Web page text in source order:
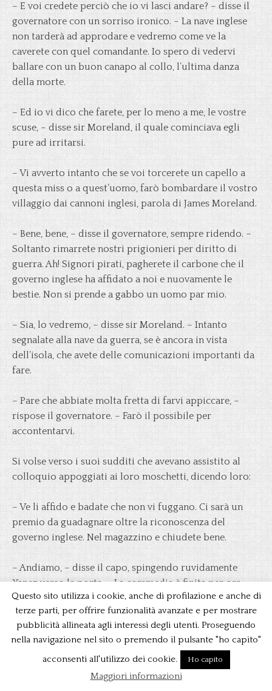
– E voi credete perciò che io vi lasci andare? – disse il
governatore con un sorriso ironico. – La nave inglese
non tarderà ad approdare e vedremo come ve la
caverete con quel comandante. Io spero di vedervi
ballare con un buon canapo al collo, l’ultima danza
della morte.
– Ed io vi dico che farete, per lo meno a me, le vostre
scuse, – disse sir Moreland, il quale cominciava egli
pure ad irritarsi.
– Vi avverto intanto che se voi torcerete un capello a
questa miss o a quest’uomo, farò bombardare il vostro
villaggio dai cannoni inglesi, parola di James Moreland.
– Bene, bene, – disse il governatore, sempre ridendo. –
Soltanto rimarrete nostri prigionieri per diritto di
guerra. Ah! Signori pirati, pagherete il carbone che il
governo inglese ha affidato a noi e nuovamente le
bestie. Non si prende a gabbo un uomo par mio.
– Sia, lo vedremo, – disse sir Moreland. – Intanto
segnalate alla nave da guerra, se è ancora in vista
dell’isola, che avete delle comunicazioni importanti da
fare.
– Pare che abbiate molta fretta di farvi appiccare, –
rispose il governatore. – Farò il possibile per
accontentarvi.
Si volse verso i suoi sudditi che avevano assistito al
colloquio appoggiati ai loro moschetti, dicendo loro:
– Ve li affido e badate che non vi fuggano. Ci sarà un
premio da guadagnare oltre la riconoscenza del
governo inglese. Nel magazzino e chiudete bene.
– Andiamo, – disse il capo, spingendo ruvidamente
Yanez verso la porta. – La commedia è finita per ora.
L’anglo-indiano, il portoghese e Darma si lasciarono
condurre via, senza tentare alcuna resistenza che
sarebbe stata d’altronde inutile e pericolosa con quegli
uomini rudi e brutali, e attraversata nuovamente la
piazza, vennero introdotti in una massiccia costruzione
Questo sito utilizza i cookie, anche di profilazione e anche di
terze parti, per offrire funzionalità avanzate e per mostrare
pubblicità allineata agli interessi degli utenti. Proseguendo
nella navigazione nel sito o premendo il pulsante "ho capito"
acconsenti all'utilizzo dei cookie.
Ho capito
Maggiori informazioni